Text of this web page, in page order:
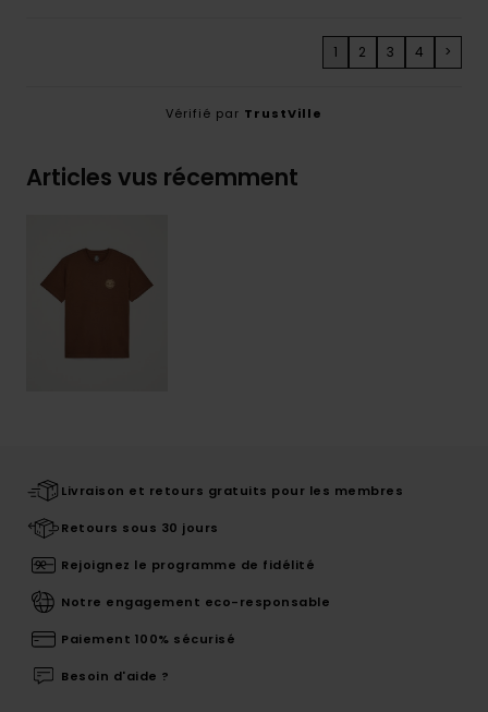
1 2 3 4 >
Vérifié par TrustVille
Articles vus récemment
Livraison et retours gratuits pour les membres
Retours sous 30 jours
Rejoignez le programme de fidélité
Notre engagement eco-responsable
Paiement 100% sécurisé
Besoin d'aide ?